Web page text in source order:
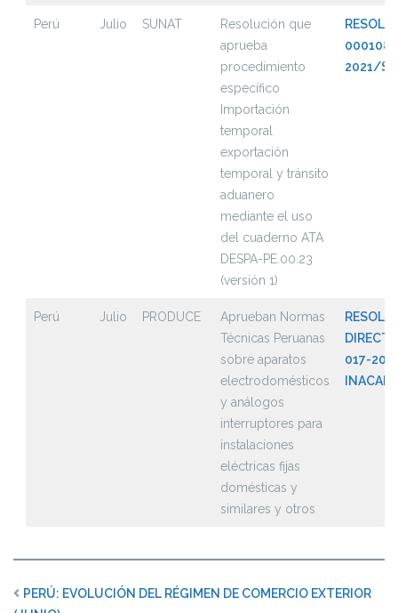
Perú Julio SUNAT
Resolución que
aprueba
procedimiento
específico
Importación
temporal
exportación
temporal y tránsito
aduanero
mediante el uso
del cuaderno ATA
DESPA-PE.00.23
(versión 1)
000108-
2021/
Perú Julio PRODUCE
Aprueban Normas
Técnicas Peruanas
sobre aparatos
electrodomésticos
y análogos
interruptores para
instalaciones
eléctricas fijas
domésticas y
similares y otros
017-
PERÚ: EVOLUCIÓN DEL RÉGIMEN DE COMERCIO EXTERIOR